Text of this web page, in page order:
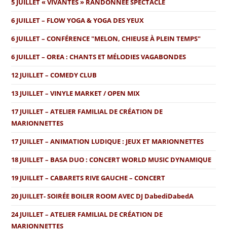
5 JUILLET « VIVANTES » RANDONNÉE SPECTACLE
6 JUILLET – FLOW YOGA & YOGA DES YEUX
6 JUILLET – CONFÉRENCE "MELON, CHIEUSE À PLEIN TEMPS"
6 JUILLET – OREA : CHANTS ET MÉLODIES VAGABONDES
12 JUILLET – COMEDY CLUB
13 JUILLET – VINYLE MARKET / OPEN MIX
17 JUILLET – ATELIER FAMILIAL DE CRÉATION DE
MARIONNETTES
17 JUILLET – ANIMATION LUDIQUE : JEUX ET MARIONNETTES
18 JUILLET – BASA DUO : CONCERT WORLD MUSIC DYNAMIQUE
19 JUILLET – CABARETS RIVE GAUCHE – CONCERT
20 JUILLET- SOIRÉE BOILER ROOM AVEC DJ DabediDabedA
24 JUILLET – ATELIER FAMILIAL DE CRÉATION DE
MARIONNETTES